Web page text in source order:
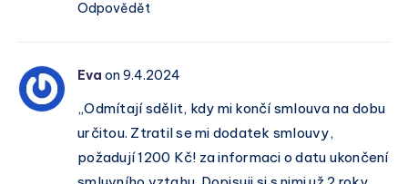
Odpovědět
Eva on 9.4.2024
„Odmítají sdělit, kdy mi končí smlouva na dobu
určitou. Ztratil se mi dodatek smlouvy,
požadují 1200 Kč! za informaci o datu ukončení